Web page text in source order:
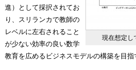
現在想定し
進）として採択されてお
り、スリランカで教師の
レベルに左右されること
が少ない効率の良い数学
教育を広めるビジネスモデルの構築を目指